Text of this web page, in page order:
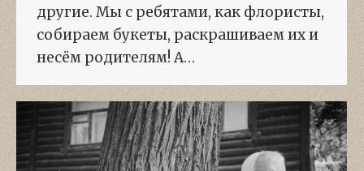
другие. Мы с ребятами, как флористы,
собираем букеты, раскрашиваем их и
несём родителям! А…